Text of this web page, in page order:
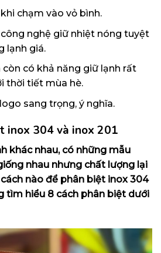
chạm vào vỏ bình.
công nghệ giữ nhiệt nóng tuyệt
lạnh giá.
còn có khả năng giữ lạnh rất
thời tiết mùa hè.
sang trọng, ý nghĩa.
inox 304 và inox 201
khác nhau, có những mẫu
nhau nhưng chất lượng lại
nào để phân biệt inox 304
tìm hiểu 8 cách phân biệt dưới